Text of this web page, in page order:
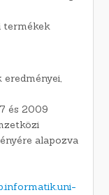
termékek
eredményei,
és 2009
alapozva